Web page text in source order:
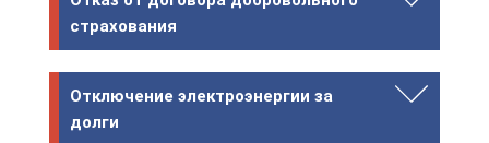
страхования
Отключение электроэнергии за
долги